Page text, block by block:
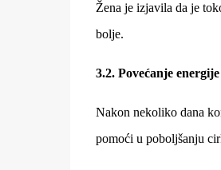
Žena je izjavila da je
bolje.
3.2. Povećanje energije
Nakon nekoliko dana
pomoći u poboljšanju